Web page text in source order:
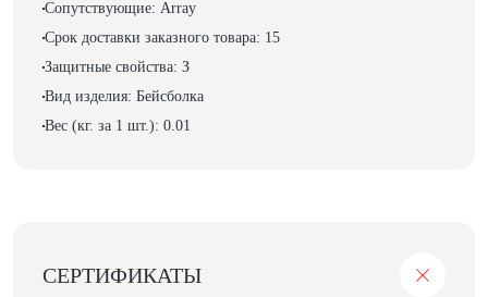
Сопутствующие: Array
Срок доставки заказного товара: 15
Защитные свойства: З
Вид изделия: Бейсболка
Вес (кг. за 1 шт.): 0.01
СЕРТИФИКАТЫ